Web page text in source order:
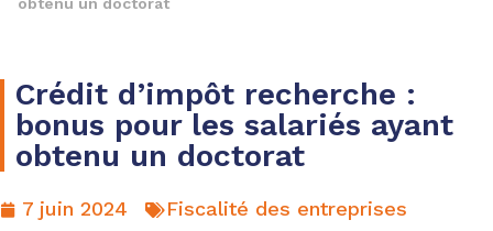
Crédit d’impôt recherche :
bonus pour les salariés ayant
obtenu un doctorat
7 juin 2024 Fiscalité des entreprises